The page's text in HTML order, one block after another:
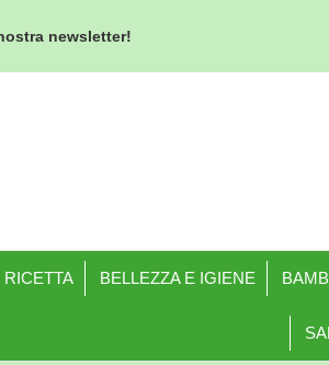
newsletter!
BELLEZZA E IGIENE